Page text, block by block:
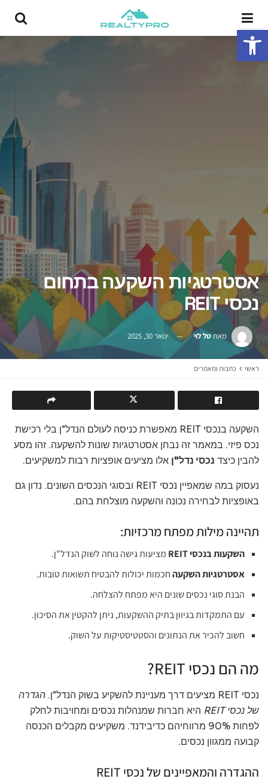
פתח סרגל נגישות
אסטרטגיות השקעה בתחום
נכסי REIT
מאתטל לוי ינואר 30, 2025
ראשי כתבות ומאמרים
השקעה בנכסי REIT מאפשרת כניסה לעולם הנדל"ן בלי רכישת
נכס פיזי. במאמר זה נבחן אסטרטגיות שונות להשקעה. זהו מסע
להבין כיצד נכסי נדל"ן אלו מציעים אופציות רבות למשקיעים.
נעסוק במה שמאפיין נכסי REIT ובסוגי הנכסים השונים. נדון גם
באופציות לבחירה נכונה והשקעה מוצלחת בהם.
תהיינה מילות מפתח מרכזיות:
השקעות בנכסי REIT
מציעות גישה נוחה לשוק הנדל"ן.
אסטרטגיות השקעהחכמות יכולות להבטיח תשואות טובות.
הבנת סוגי נכסים שונים היא מפתח להצלחה.
עם התמקדות בגיוון בתיק ההשקעות, ניתן להקטין את הסיכון.
חשוב להכיר את הנתונים והסטטיסטיקות על השוק.
מה הם נכסי REIT?
נכסי REIT מציעים דרך מעניינת להשקיע בשוק הנדל"ן.
הגדרה
של נכסי REIT
היא חברות שמנהלות נכסים ומחויבות לחלק
לפחות 90% מרווחיהם כדיבידנד. משקיעים מקבלים הכנסה
קבועה ממגוון נכסים.
ההגדרה והמאפיינים של נכסי REIT